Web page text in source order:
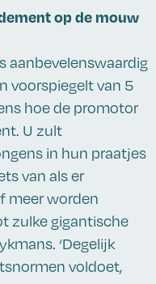
op de mouw
aanbevelenswaardig
voorspiegelt van 5
hoe de promotor
U zult
in hun praatjes
van als er
meer worden
zulke gigantische
‘Degelijk
voldoet,